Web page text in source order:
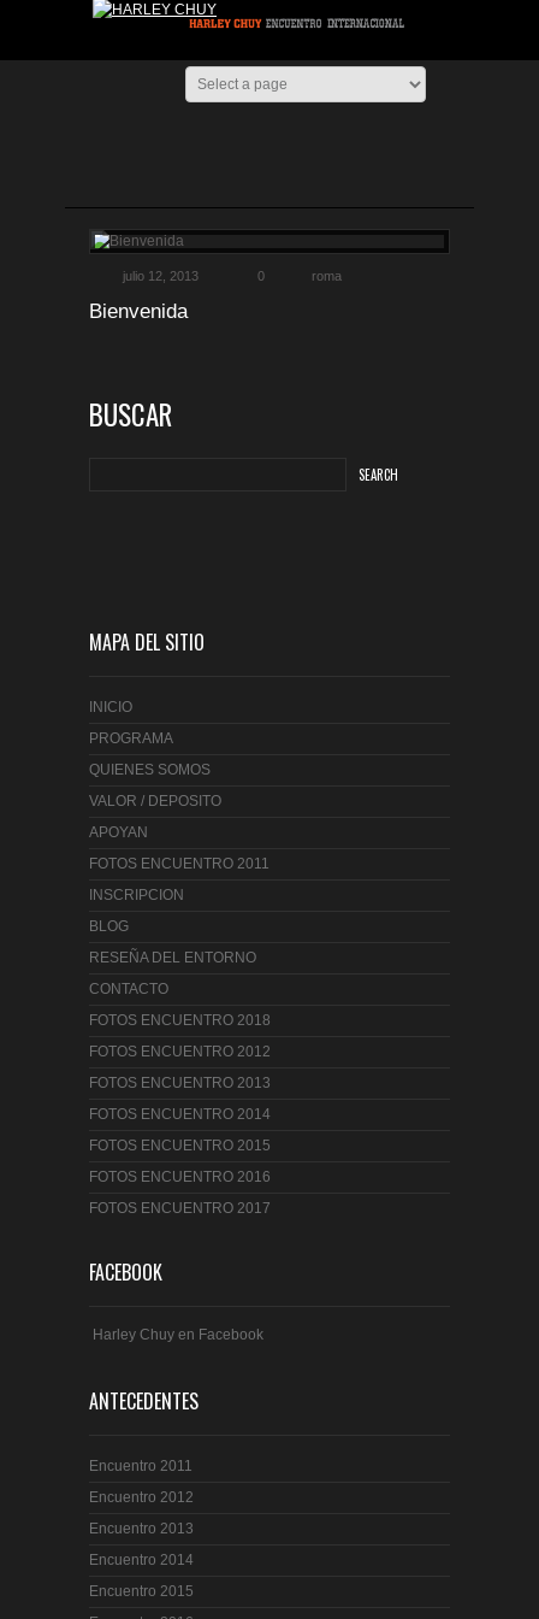
julio 12, 2013 0 roma
Bienvenida
BUSCAR
MAPA DEL SITIO
INICIO
PROGRAMA
QUIENES SOMOS
VALOR / DEPOSITO
APOYAN
FOTOS ENCUENTRO 2011
INSCRIPCION
BLOG
RESEÑA DEL ENTORNO
CONTACTO
FOTOS ENCUENTRO 2018
FOTOS ENCUENTRO 2012
FOTOS ENCUENTRO 2013
FOTOS ENCUENTRO 2014
FOTOS ENCUENTRO 2015
FOTOS ENCUENTRO 2016
FOTOS ENCUENTRO 2017
FACEBOOK
Harley Chuy en Facebook
ANTECEDENTES
Encuentro 2011
Encuentro 2012
Encuentro 2013
Encuentro 2014
Encuentro 2015